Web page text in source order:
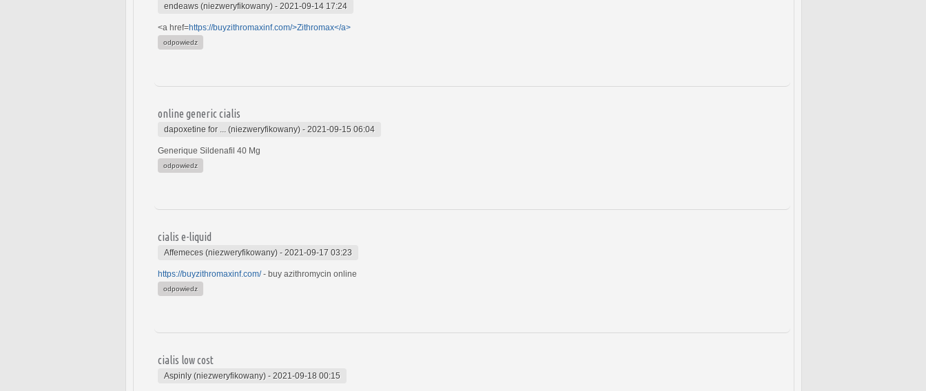
endeaws (niezweryfikowany) - 2021-09-14 17:24
<a href=https://buyzithromaxinf.com/>Zithromax</a>
odpowiedz
online generic cialis
dapoxetine for ... (niezweryfikowany) - 2021-09-15 06:04
Generique Sildenafil 40 Mg
odpowiedz
cialis e-liquid
Affemeces (niezweryfikowany) - 2021-09-17 03:23
https://buyzithromaxinf.com/- buy azithromycin online
odpowiedz
cialis low cost
Aspinly (niezweryfikowany) - 2021-09-18 00:15